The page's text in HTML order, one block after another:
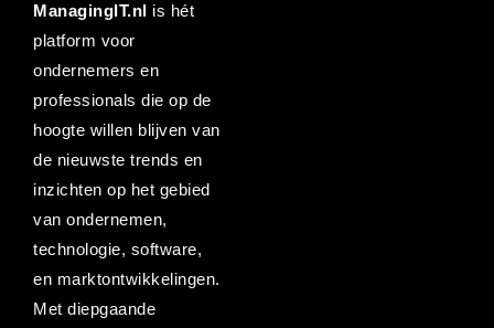
ManagingIT.nl is hét
platform voor
ondernemers en
professionals die op de
hoogte willen blijven van
de nieuwste trends en
inzichten op het gebied
van ondernemen,
technologie, software,
en marktontwikkelingen.
Met diepgaande